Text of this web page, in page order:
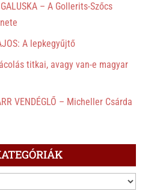
– A Gollerits-Szőcs
A lepkegyűjtő
titkai, avagy van-e magyar
VENDÉGLŐ – Micheller Csárda